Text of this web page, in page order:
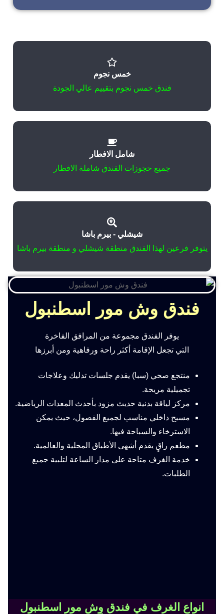
خمس نجوم
فندق خمس نجوم بتقييم عالي الجودة
شامل الافطار
جميع حجوزات الفندق شاملة الافطار
شيشلي - بيرم باشا
يتوفر فرعين لهذا الفندق منطقة شيشلي و منطقة بيرم باشا
فندق وش مور اسطنبول
يوفر الفندق مجموعة من المرافق الفاخرة
التي تجعل الإقامة أكثر راحة ورفاهية ومن أبرزها
منتجع صحي (سبا) يقدم جلسات تدليك وعلاجات
تجميلية مريحة.
مركز لياقة بدنية حديث مزود بأحدث المعدات الرياضية.
مسبح داخلي مناسب لجميع الفصول، حيث يمكن
الاسترخاء والسباحة فيها.
مطعم راقٍ يقدم أشهى الأطباق المحلية والعالمية.
خدمة الغرف متاحة على مدار الساعة لتلبية جميع
الطلبات.
انواع الغرف في فندق وِش مور اسطنبول